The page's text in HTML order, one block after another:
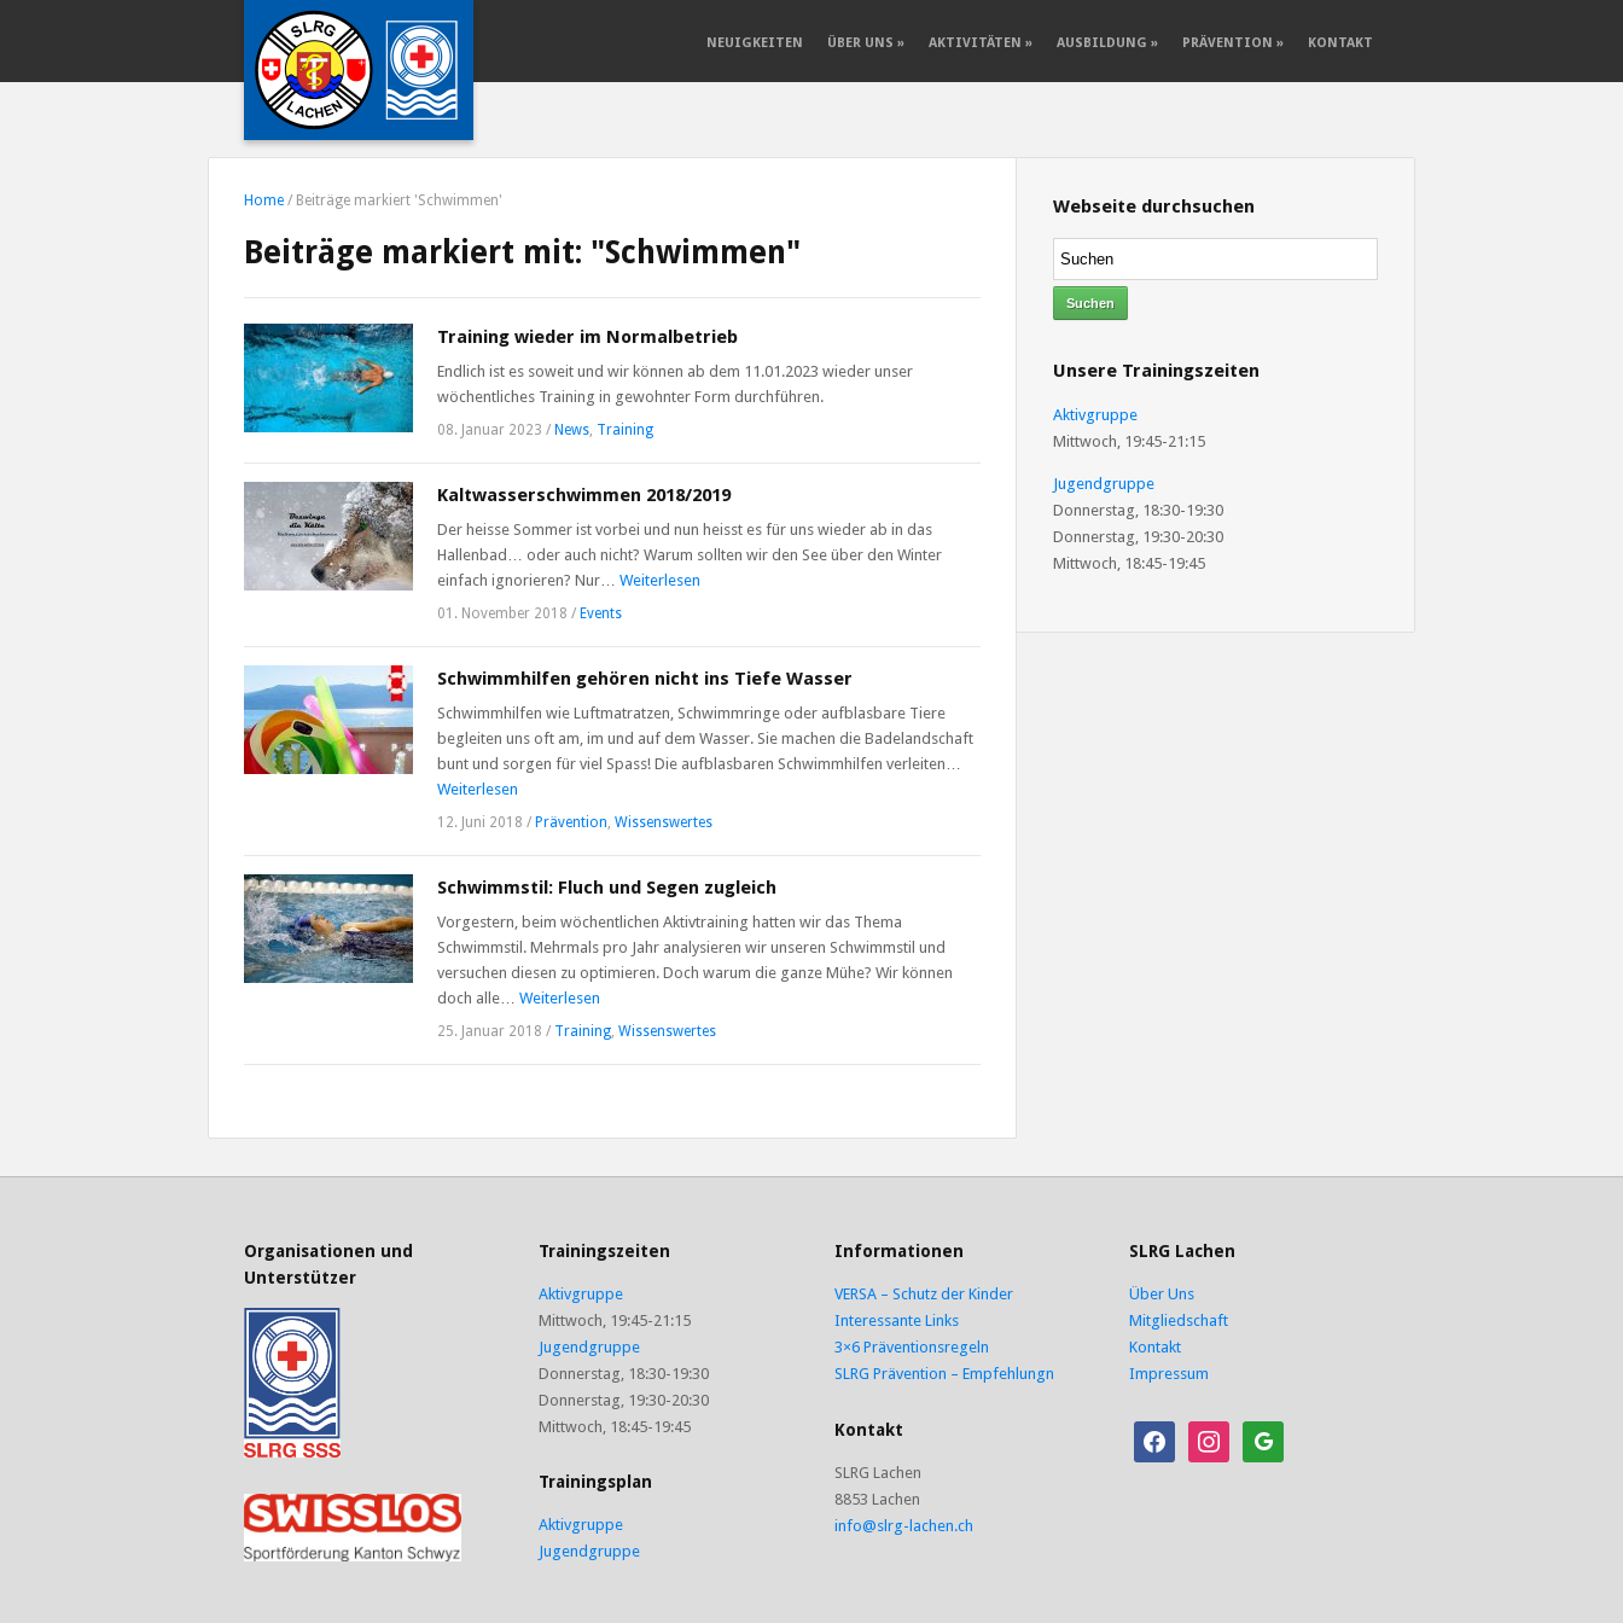
NEUIGKEITEN ÜBER UNS » AKTIVITÄTEN » AUSBILDUNG » PRÄVENTION » KONTAKT
Home / Beiträge markiert 'Schwimmen'
Beiträge markiert mit: "Schwimmen"
Training wieder im Normalbetrieb
Endlich ist es soweit und wir können ab dem 11.01.2023 wieder unser
wöchentliches Training in gewohnter Form durchführen.
08. Januar 2023 / News, Training
Kaltwasserschwimmen 2018/2019
Der heisse Sommer ist vorbei und nun heisst es für uns wieder ab in das
Hallenbad… oder auch nicht? Warum sollten wir den See über den Winter
einfach ignorieren? Nur… Weiterlesen
01. November 2018 / Events
Schwimmhilfen gehören nicht ins Tiefe Wasser
Schwimmhilfen wie Luftmatratzen, Schwimmringe oder aufblasbare Tiere
begleiten uns oft am, im und auf dem Wasser. Sie machen die Badelandschaft
bunt und sorgen für viel Spass! Die aufblasbaren Schwimmhilfen verleiten…
Weiterlesen
12. Juni 2018 / Prävention, Wissenswertes
Schwimmstil: Fluch und Segen zugleich
Vorgestern, beim wöchentlichen Aktivtraining hatten wir das Thema
Schwimmstil. Mehrmals pro Jahr analysieren wir unseren Schwimmstil und
versuchen diesen zu optimieren. Doch warum die ganze Mühe? Wir können
doch alle… Weiterlesen
25. Januar 2018 / Training, Wissenswertes
Webseite durchsuchen
Unsere Trainingszeiten
Aktivgruppe
Mittwoch, 19:45-21:15
Jugendgruppe
Donnerstag, 18:30-19:30
Donnerstag, 19:30-20:30
Mittwoch, 18:45-19:45
Organisationen und
Unterstützer
Trainingszeiten
Aktivgruppe
Mittwoch, 19:45-21:15
Jugendgruppe
Donnerstag, 18:30-19:30
Donnerstag, 19:30-20:30
Mittwoch, 18:45-19:45
Trainingsplan
Aktivgruppe
Jugendgruppe
Informationen
VERSA – Schutz der Kinder
Interessante Links
3×6 Präventionsregeln
SLRG Prävention – Empfehlungn
Kontakt
SLRG Lachen
8853 Lachen
info@slrg-lachen.ch
SLRG Lachen
Über Uns
Mitgliedschaft
Kontakt
Impressum
facebookinstagramgoogle